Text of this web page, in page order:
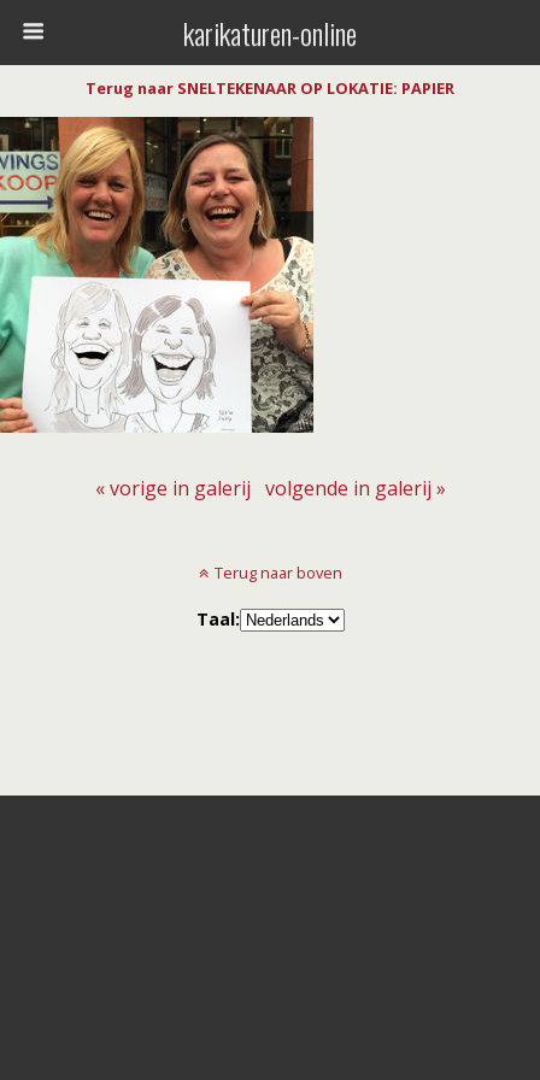
karikaturen-online
Terug naar SNELTEKENAAR OP LOKATIE: PAPIER
« vorige in galerij volgende in galerij »
Terug naar boven
Taal: